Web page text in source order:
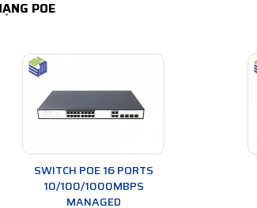
POE
SWITCH POE 16 PORTS
10/100/1000MBPS
MANAGED